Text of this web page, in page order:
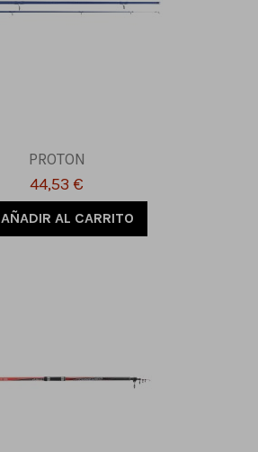
PROTON
44,53 €
AÑADIR AL CARRITO